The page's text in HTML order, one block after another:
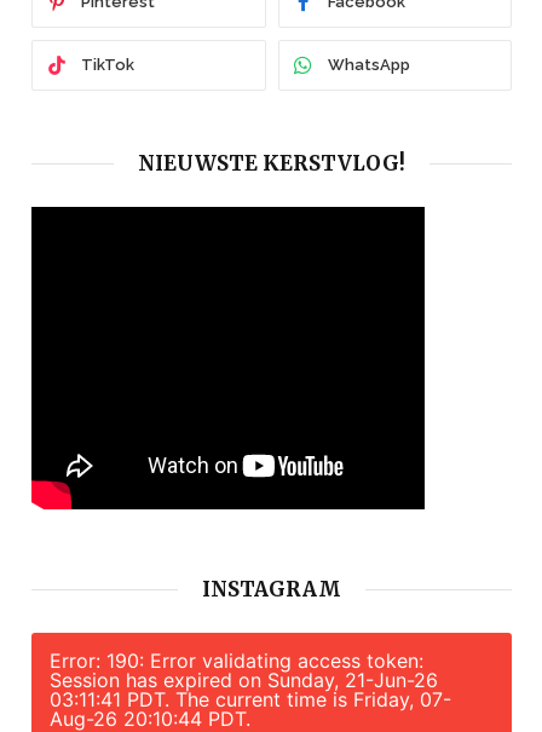
TikTok WhatsApp
NIEUWSTE KERSTVLOG!
INSTAGRAM
Error: 190: Error validating access token:
Session has expired on Sunday, 21-Jun-26
03:11:41 PDT. The current time is Friday, 07-
Aug-26 20:10:44 PDT.